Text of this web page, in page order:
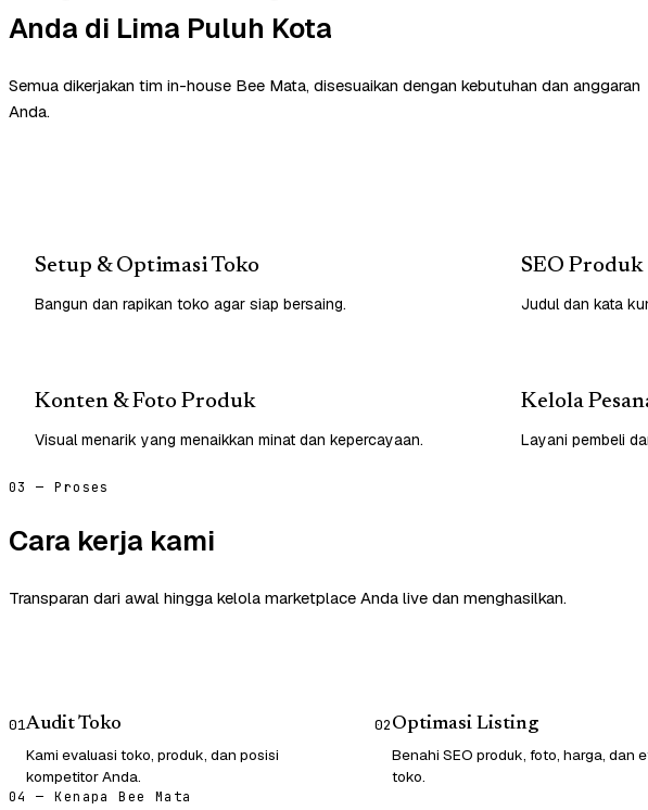
Anda di Lima Puluh Kota
Semua dikerjakan tim in-house Bee Mata, disesuaikan dengan kebutuhan dan anggaran
Anda.
Setup & Optimasi Toko
Bangun dan rapikan toko agar siap bersaing.
SEO
Judul dan kata
Konten & Foto Produk
Visual menarik yang menaikkan minat dan kepercayaan.
Kelola
Layani pembeli
03 — Proses
Cara kerja kami
Transparan dari awal hingga kelola marketplace Anda live dan menghasilkan.
01Audit Toko
Kami evaluasi toko, produk, dan posisi
kompetitor Anda.
02Optimasi Listing
Benahi SEO produk, foto, harga, dan
toko.
04 — Kenapa Bee Mata